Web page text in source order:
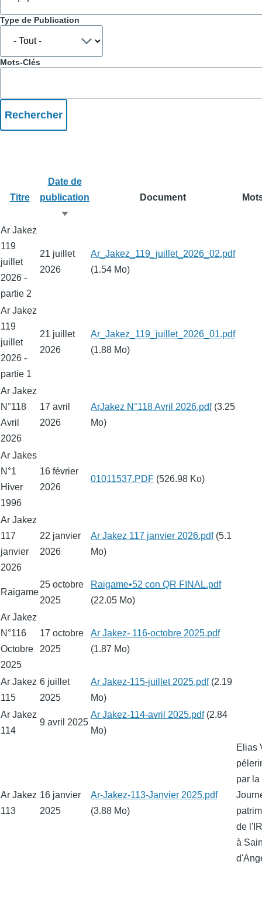
Type de Publication
Mots-Clés
Titre
Date de
publication
Trier
ordre
croissant
Document
Ar Jakez
119
juillet
2026 -
partie 2
21 juillet
2026
Fichier
Ar_Jakez_119_juillet_2026_02.pdf
(1.54 Mo)
Ar Jakez
119
juillet
2026 -
partie 1
21 juillet
2026
Fichier
Ar_Jakez_119_juillet_2026_01.pdf
(1.88 Mo)
Ar Jakez
N°118
Avril
2026
17 avril
2026
Fichier
ArJakez N°118 Avril 2026.pdf (3.25
Mo)
Ar Jakes
N°1
Hiver
1996
16 février
2026
Fichier
01011537.PDF (526.98 Ko)
Ar Jakez
117
janvier
2026
22 janvier
2026
Fichier
Ar Jakez 117 janvier 2026.pdf (5.1
Mo)
Raigame
25 octobre
2025
Fichier
Raigame•52 con QR FINAL.pdf
(22.05 Mo)
Ar Jakez
N°116
Octobre
2025
17 octobre
2025
Fichier
Ar Jakez- 116-octobre 2025.pdf
(1.87 Mo)
Ar Jakez
115
6 juillet
2025
Fichier
Ar Jakez-115-juillet 2025.pdf (2.19
Mo)
Ar Jakez
114
9 avril 2025
Fichier
Ar Jakez-114-avril 2025.pdf (2.84
Mo)
Ar Jakez
113
16 janvier
2025
Fichier
Ar-Jakez-113-Janvier 2025.pdf
(3.88 Mo)
Elias
par la
de
à